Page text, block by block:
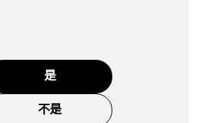
是
不是